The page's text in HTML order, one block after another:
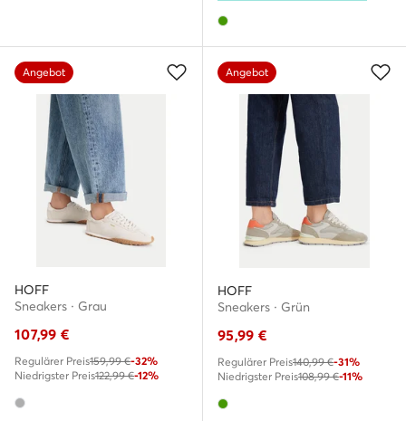
Angebot
HOFF
Sneakers · Grau
107,99 €
Regulärer Preis159,99 €-32%
Niedrigster Preis122,99 €-12%
Angebot
HOFF
Sneakers · Grün
95,99 €
Regulärer Preis140,99 €-31%
Niedrigster Preis108,99 €-11%